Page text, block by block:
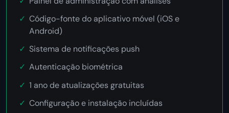
Código-fonte do aplicativo móvel (iOS e
Android)
Sistema de notificações push
Autenticação biométrica
1 ano de atualizações gratuitas
Configuração e instalação incluídas